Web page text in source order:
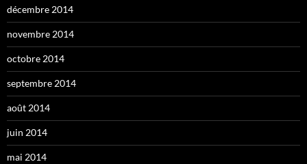
décembre 2014
novembre 2014
octobre 2014
septembre 2014
août 2014
juin 2014
mai 2014